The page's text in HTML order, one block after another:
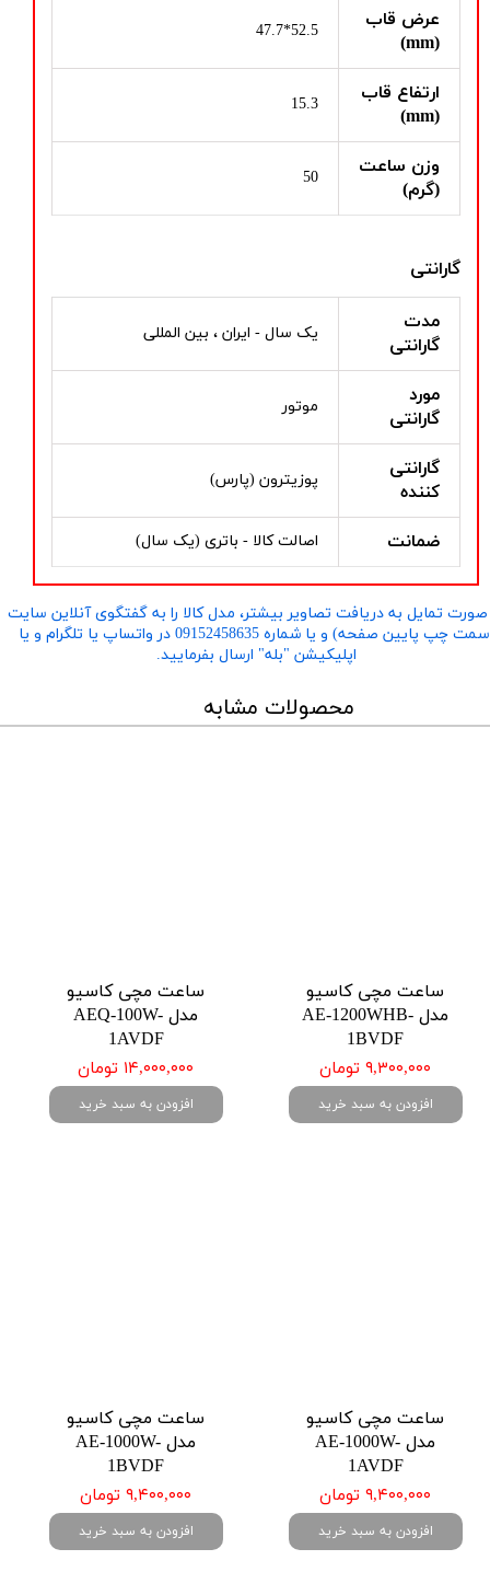
عرض قاب
(mm)
52.5*47.7
ارتفاع قاب
(mm)
15.3
وزن ساعت
(گرم)
50
گارانتی
مدت
گارانتی
یک سال - ایران ، بین المللی
مورد
گارانتی
موتور
گارانتی
کننده
پوزیترون (پارس)
ضمانت اصالت کالا - باتری (یک سال)
تمایل به دریافت تصاویر بیشتر، مدل کالا را به گفتگوی آنلاین سایت
​​​​​​​(سمت چپ پایین صفحه) و یا شماره 09152458635 در واتساپ یا تلگرام و یا
اپلیکیشن "بله" ارسال بفرمایید.
محصولات مشابه
ساعت مچی کاسیو
مدل AE-1200WHB-
1BVDF
۹,۳۰۰,۰۰۰ تومان
افزودن به سبد خرید
ساعت مچی کاسیو
مدل AEQ-100W-
1AVDF
۱۴,۰۰۰,۰۰۰ تومان
افزودن به سبد خرید
ساعت مچی کاسیو
مدل AE-1000W-
1AVDF
۹,۴۰۰,۰۰۰ تومان
افزودن به سبد خرید
ساعت مچی کاسیو
مدل AE-1000W-
1BVDF
۹,۴۰۰,۰۰۰ تومان
افزودن به سبد خرید